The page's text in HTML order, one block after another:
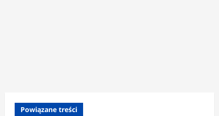
Powiązane treści